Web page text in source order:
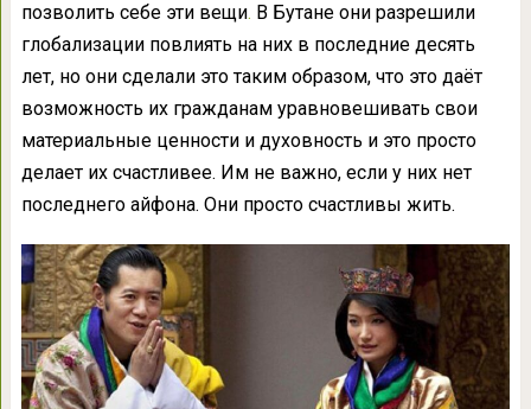
позволить себе эти вещи. В Бутане они разрешили
глобализации повлиять на них в последние десять
лет, но они сделали это таким образом, что это даёт
возможность их гражданам уравновешивать свои
материальные ценности и духовность и это просто
делает их счастливее. Им не важно, если у них нет
последнего айфона. Они просто счастливы жить.